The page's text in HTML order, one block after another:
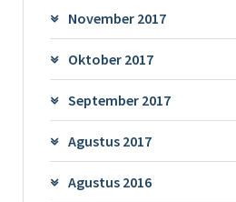
November 2017
Oktober 2017
September 2017
Agustus 2017
Agustus 2016